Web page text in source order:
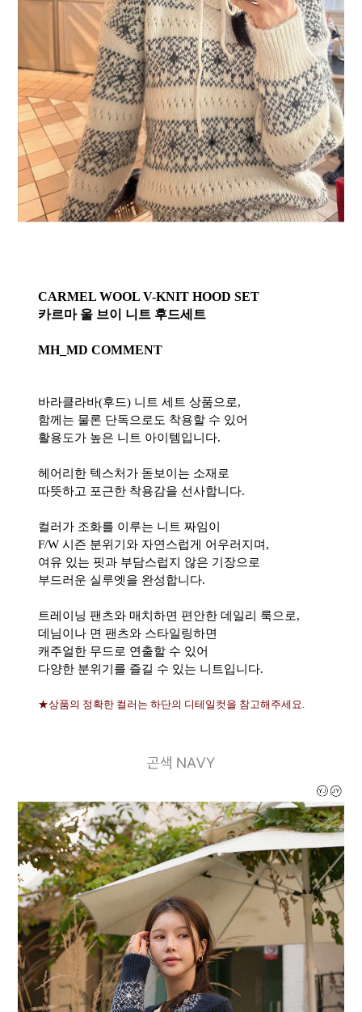
CARMEL WOOL V-KNIT HOOD SET
카르마 울 브이 니트 후드세트
MH_MD COMMENT
바라클라바(후드) 니트 세트 상품으로,
함께는 물론 단독으로도 착용할 수 있어
활용도가 높은 니트 아이템입니다.
헤어리한 텍스처가 돋보이는 소재로
따뜻하고 포근한 착용감을 선사합니다.
컬러가 조화를 이루는 니트 짜임이
F/W 시즌 분위기와 자연스럽게 어우러지며,
여유 있는 핏과 부담스럽지 않은 기장으로
부드러운 실루엣을 완성합니다.
트레이닝 팬츠와 매치하면 편안한 데일리 룩으로,
데님이나 면 팬츠와 스타일링하면
캐주얼한 무드로 연출할 수 있어
다양한 분위기를 즐길 수 있는 니트입니다.
★상품의 정확한 컬러는 하단의 디테일컷을 참고해주세요.